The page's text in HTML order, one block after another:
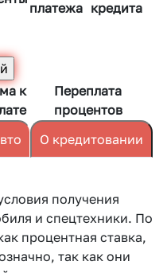
платежа кредита
к
Переплата
процентов
О кредитовании
получения
и спецтехники. По
процентная ставка,
так как они